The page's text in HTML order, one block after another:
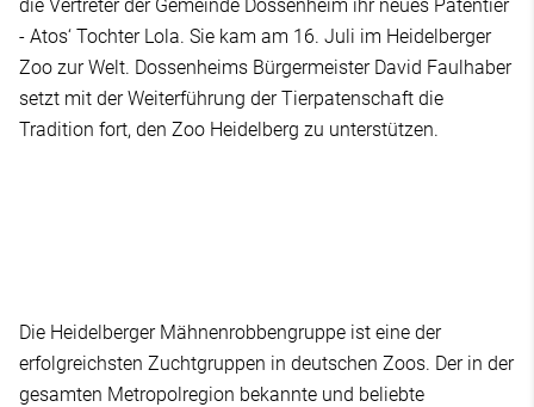
die Vertreter der Gemeinde Dossenheim ihr neues Patentier
- Atos‘ Tochter Lola. Sie kam am 16. Juli im Heidelberger
Zoo zur Welt. Dossenheims Bürgermeister David Faulhaber
setzt mit der Weiterführung der Tierpatenschaft die
Tradition fort, den Zoo Heidelberg zu unterstützen.
Die Heidelberger Mähnenrobbengruppe ist eine der
erfolgreichsten Zuchtgruppen in deutschen Zoos. Der in der
gesamten Metropolregion bekannte und beliebte